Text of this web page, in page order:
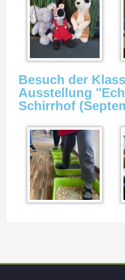
Besuch der
Ausstellung
Schirrhof